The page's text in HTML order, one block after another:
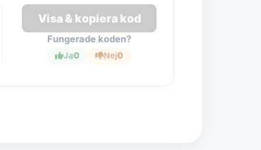
Visa & kopiera kod
Fungerade koden?
Ja0 Nej0